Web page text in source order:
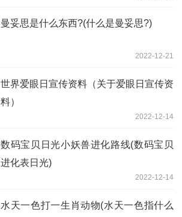
曼妥思是什么东西?(什么是曼妥思?)
2022-12-21
世界爱眼日宣传资料（关于爱眼日宣传资
料）
2022-12-14
数码宝贝日光小妖兽进化路线(数码宝贝
进化表日光)
2022-12-14
水天一色打一生肖动物(水天一色指什么